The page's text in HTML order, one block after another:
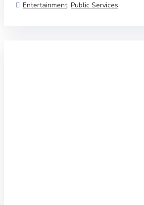
Entertainment, Public Services